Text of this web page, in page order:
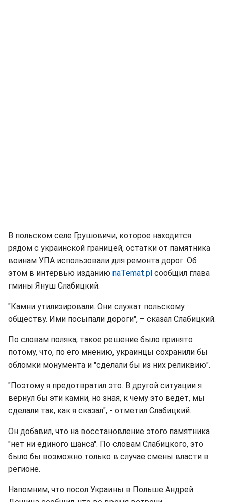
В польском селе Грушовичи, которое находится
рядом с украинской границей, остатки от памятника
воинам УПА использовали для ремонта дорог. Об
этом в интервью изданию naTemat.pl сообщил глава
гмины Януш Слабицкий.
"Камни утилизировали. Они служат польскому
обществу. Ими посыпали дороги", – сказал Слабицкий.
По словам поляка, такое решение было принято
потому, что, по его мнению, украинцы сохранили бы
обломки монумента и "сделали бы из них реликвию".
"Поэтому я предотвратил это. В другой ситуации я
вернул бы эти камни, но зная, к чему это ведет, мы
сделали так, как я сказал", - отметил Слабицкий.
Он добавил, что на восстановление этого памятника
"нет ни единого шанса". По словам Слабицкого, это
было бы возможно только в случае смены власти в
регионе.
Напомним, что посол Украины в Польше Андрей